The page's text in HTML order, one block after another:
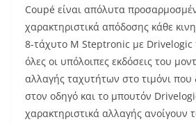
Coupé είναι απόλυτα
χαρακτηριστικά απόδοσης κάθε
8-τάχυτο M Steptronic με Drivelogic
όλες οι υπόλοιπες εκδόσεις του
αλλαγής ταχυτήτων στο τιμόνι που
στον οδηγό και το μπουτόν
χαρακτηριστικά αλλαγής ανοίγουν